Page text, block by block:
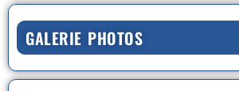
GALERIE PHOTOS